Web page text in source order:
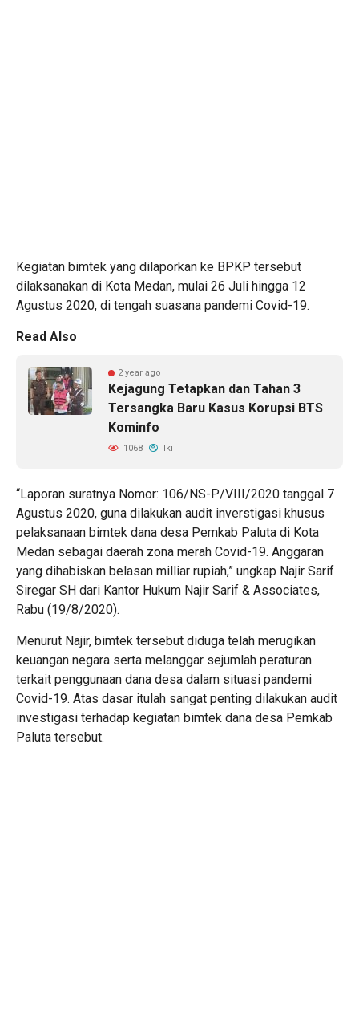
Kegiatan bimtek yang dilaporkan ke BPKP tersebut
dilaksanakan di Kota Medan, mulai 26 Juli hingga 12
Agustus 2020, di tengah suasana pandemi Covid-19.
Read Also
2 year ago
Kejagung Tetapkan dan Tahan 3
Tersangka Baru Kasus Korupsi BTS
Kominfo
1068 Iki
“Laporan suratnya Nomor: 106/NS-P/VIII/2020 tanggal 7
Agustus 2020, guna dilakukan audit inverstigasi khusus
pelaksanaan bimtek dana desa Pemkab Paluta di Kota
Medan sebagai daerah zona merah Covid-19. Anggaran
yang dihabiskan belasan milliar rupiah,” ungkap Najir Sarif
Siregar SH dari Kantor Hukum Najir Sarif & Associates,
Rabu (19/8/2020).
Menurut Najir, bimtek tersebut diduga telah merugikan
keuangan negara serta melanggar sejumlah peraturan
terkait penggunaan dana desa dalam situasi pandemi
Covid-19. Atas dasar itulah sangat penting dilakukan audit
investigasi terhadap kegiatan bimtek dana desa Pemkab
Paluta tersebut.